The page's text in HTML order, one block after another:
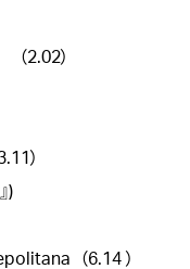
）
)
（6.14 ）